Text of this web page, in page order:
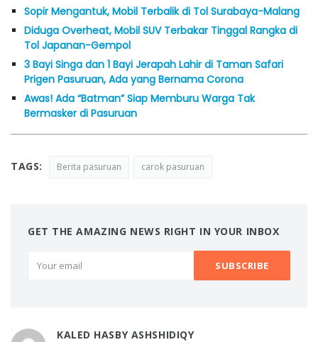
Sopir Mengantuk, Mobil Terbalik di Tol Surabaya-Malang
Diduga Overheat, Mobil SUV Terbakar Tinggal Rangka di
Tol Japanan-Gempol
3 Bayi Singa dan 1 Bayi Jerapah Lahir di Taman Safari
Prigen Pasuruan, Ada yang Bernama Corona
Awas! Ada “Batman” Siap Memburu Warga Tak
Bermasker di Pasuruan
TAGS: Berita pasuruan carok pasuruan
GET THE AMAZING NEWS RIGHT IN YOUR INBOX
KALED HASBY ASHSHIDIQY